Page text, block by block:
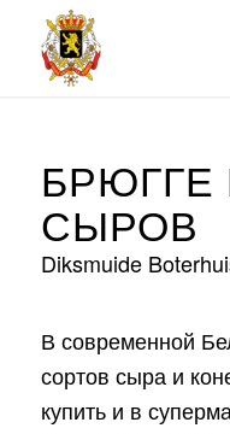
БРЮГГЕ
СЫРОВ
Diksmuide
В современной
сортов сыра и
купить и в